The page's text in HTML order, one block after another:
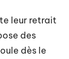
leur retrait
des
dès le